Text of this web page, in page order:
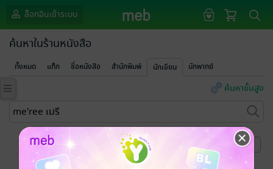
ล็อกอินเข้าระบบ
ค้นหาในร้านหนังสือ
ทั้งหมด แท็ก ชื่อหนังสือ สำนักพิมพ์ นักเขียน นักพากย์
ค้นหาขั้นสูง
หน้าที่ 1